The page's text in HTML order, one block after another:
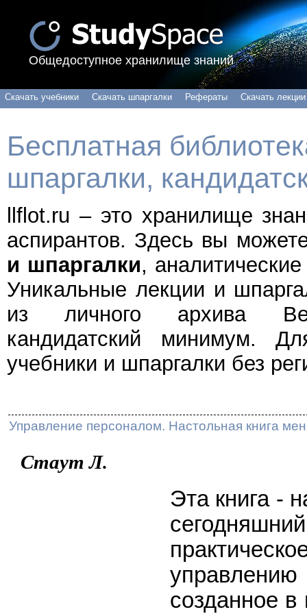
Общедоступное хранилище знаний
Скачать учебники Скачать шпаргалки Рефераты Скачать лекции
Бесплатная
шпаргалки,
llflot.ru – это хранилище
аспирантов. Здесь вы
и шпаргалки,
Уникальные лекции и
из личного архива
кандидатский минимум.
учебники и шпаргалки без
Управление персоналом. Настольная книга
Стаут Л.
Эта книга -
созданное